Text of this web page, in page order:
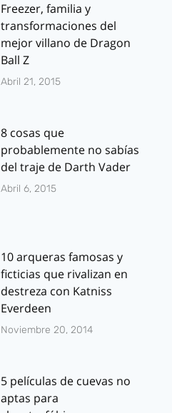
Freezer, familia y
transformaciones del
mejor villano de Dragon
Ball Z
Abril 21, 2015
8 cosas que
probablemente no sabías
del traje de Darth Vader
Abril 6, 2015
10 arqueras famosas y
ficticias que rivalizan en
destreza con Katniss
Everdeen
Noviembre 20, 2014
5 películas de cuevas no
aptas para